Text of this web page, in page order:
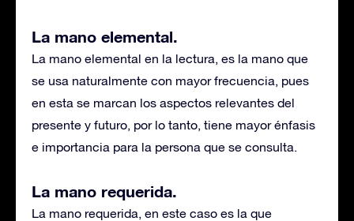
La mano elemental.
La mano elemental en la lectura, es la mano que
se usa naturalmente con mayor frecuencia, pues
en esta se marcan los aspectos relevantes del
presente y futuro, por lo tanto, tiene mayor énfasis
e importancia para la persona que se consulta.
La mano requerida.
La mano requerida, en este caso es la que